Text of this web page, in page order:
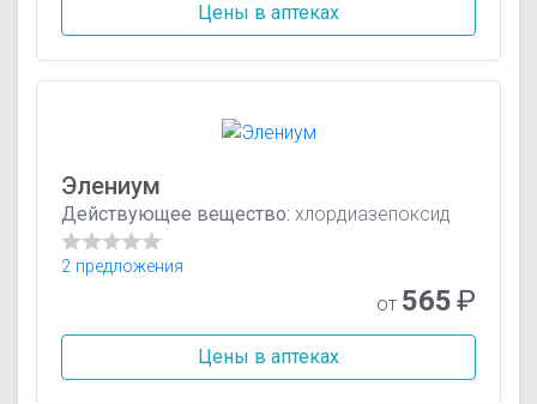
Цены в аптеках
Элениум
Действующее вещество: хлордиазепоксид
2 предложения
от 565₽
Цены в аптеках